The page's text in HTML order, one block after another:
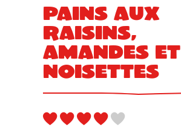
Pains aux
raisins,
amandes et
noisettes